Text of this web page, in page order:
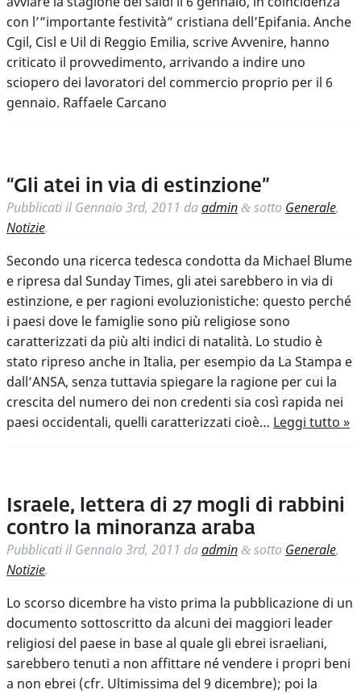
con l’”importante festività” cristiana dell’Epifania. Anche
Cgil, Cisl e Uil di Reggio Emilia, scrive Avvenire, hanno
criticato il provvedimento, arrivando a indire uno
sciopero dei lavoratori del commercio proprio per il 6
gennaio. Raffaele Carcano
“Gli atei in via di estinzione”
Pubblicati ilGennaio 3rd, 2011 daadmin & sotto Generale,
Notizie.
Secondo una ricerca tedesca condotta da Michael Blume
e ripresa dal Sunday Times, gli atei sarebbero in via di
estinzione, e per ragioni evoluzionistiche: questo perché
i paesi dove le famiglie sono più religiose sono
caratterizzati da più alti indici di natalità. Lo studio è
stato ripreso anche in Italia, per esempio da La Stampa e
dall’ANSA, senza tuttavia spiegare la ragione per cui la
crescita del numero dei non credenti sia così rapida nei
paesi occidentali, quelli caratterizzati cioè… Leggi tutto »
Israele, lettera di 27 mogli di rabbini
contro la minoranza araba
Pubblicati ilGennaio 3rd, 2011 daadmin & sotto Generale,
Notizie.
Lo scorso dicembre ha visto prima la pubblicazione di un
documento sottoscritto da alcuni dei maggiori leader
religiosi del paese in base al quale gli ebrei israeliani,
sarebbero tenuti a non affittare né vendere i propri beni
a non ebrei (cfr. Ultimissima del 9 dicembre); poi la